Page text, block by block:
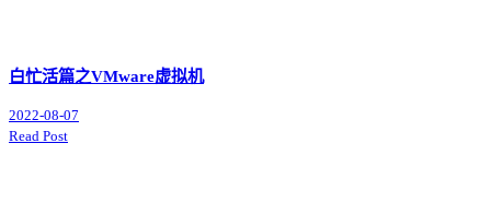
白忙活篇之VMware虚拟机
2022-08-07
Read Post